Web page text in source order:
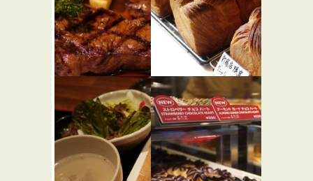
ルモンド
★★☆
西洋料理
ゴントラ
ン シェリ
エ 新宿サ